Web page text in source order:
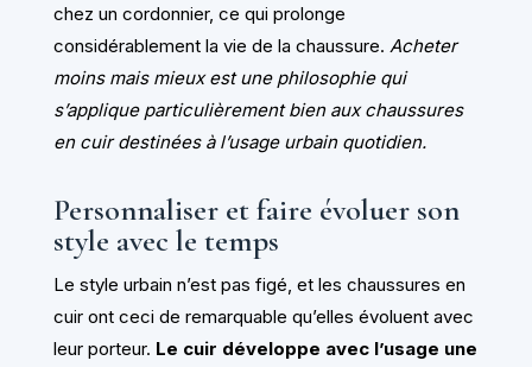
chez un cordonnier, ce qui prolonge
considérablement la vie de la chaussure. Acheter
moins mais mieux est une philosophie qui
s’applique particulièrement bien aux chaussures
en cuir destinées à l’usage urbain quotidien.
Personnaliser et faire évoluer son
style avec le temps
Le style urbain n’est pas figé, et les chaussures en
cuir ont ceci de remarquable qu’elles évoluent avec
leur porteur. Le cuir développe avec l’usage une